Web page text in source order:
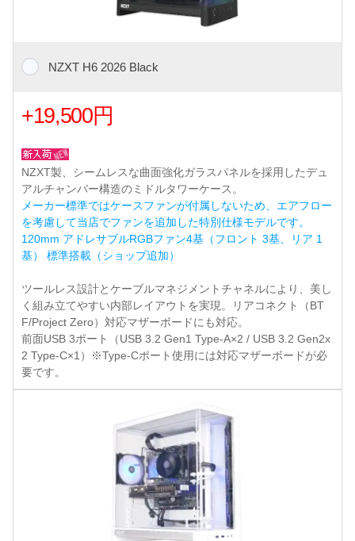
NZXT H6 2026 Black
+19,500円
NZXT製、シームレスな曲面強化ガラスパネルを採用したデュ
アルチャンバー構造のミドルタワーケース。
メーカー標準ではケースファンが付属しないため、エアフロー
を考慮して当店でファンを追加した特別仕様モデルです。
120mm アドレサブルRGBファン4基（フロント 3基、リア 1
基） 標準搭載（ショップ追加）
ツールレス設計とケーブルマネジメントチャネルにより、美し
く組み立てやすい内部レイアウトを実現。リアコネクト（BT
F/Project Zero）対応マザーボードにも対応。
前面USB 3ポート（USB 3.2 Gen1 Type-A×2 / USB 3.2 Gen2x
2 Type-C×1）※Type-Cポート使用には対応マザーボードが必
要です。